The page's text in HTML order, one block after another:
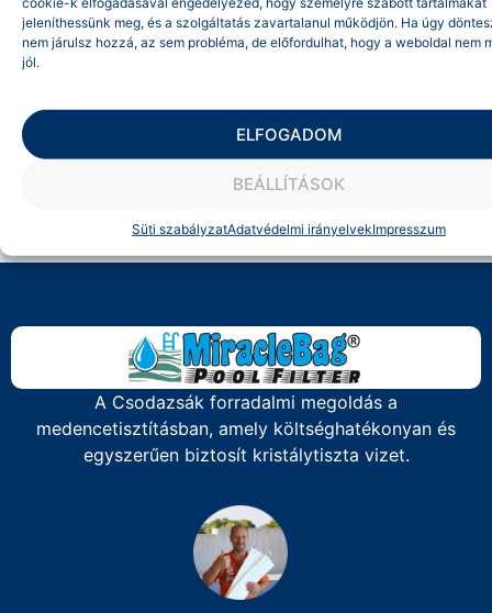
jeleníthessünk meg, és a szolgáltatás zavartalanul működjön. Ha úgy
nem járulsz hozzá, az sem probléma, de előfordulhat, hogy a weboldal nem
jól.
ELFOGADOM
BEÁLLÍTÁSOK
Süti szabályzatAdatvédelmi irányelvekImpresszum
A Csodazsák forradalmi megoldás a
medencetisztításban, amely költséghatékonyan és
egyszerűen biztosít kristálytiszta vizet.